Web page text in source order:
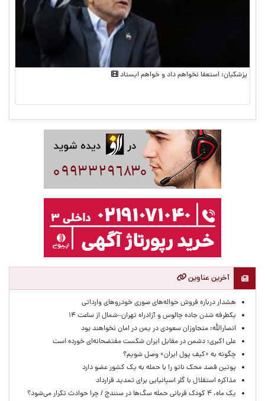
پزشکیان: استعفا نخواهم داد و خواهم ایستاد
آخرین عناوین
هشدار درباره فروش حواله‌های صوری خودروهای وارداتی
یکطرفه شدن جاده چالوس و آزادراه تهران–شمال از ساعت ۱۴
انصارالله: متجاوزان سعودی در یمن در امان نخواهند بود
علی اکبری: دشمن در مقابل ایران شکست مفتضحانه‌ای خورده است
چگونه به «کیف پول ایران» وصل شویم؟
پوتین قصد محک ناتو را با حمله به یک کشور عضو دارد
مذاکره استقلال با گلر اسپانیایی برای تمدید قرارداد
یک ماه، ۴ کودک قربانی حمله سگ‌ها در سنندج / چرا حوادث تکرار می‌شود؟